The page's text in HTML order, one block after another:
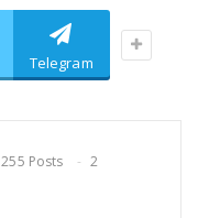
Telegram
255 Posts
2